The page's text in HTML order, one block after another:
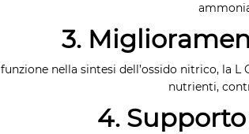
3.
funzione nella sintesi dell’ossido nitrico,
nutrienti,
4.